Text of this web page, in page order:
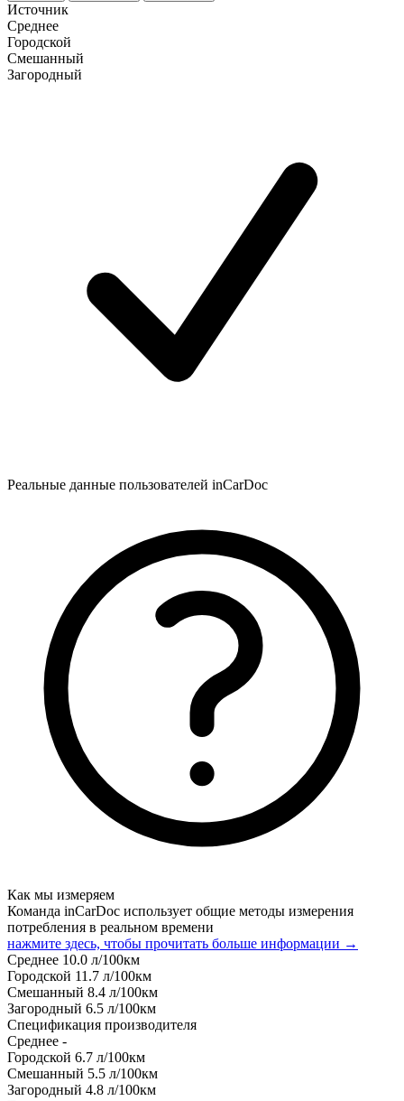
Источник
Среднее
Городской
Смешанный
Загородный
Реальные данные пользователей inCarDoc
Как мы измеряем
Команда inCarDoc использует общие методы измерения
потребления в реальном времени
нажмите здесь, чтобы прочитать больше информации →
Среднее 10.0 л/100км
Городской 11.7 л/100км
Смешанный 8.4 л/100км
Загородный 6.5 л/100км
Спецификация производителя
Среднее -
Городской 6.7 л/100км
Смешанный 5.5 л/100км
Загородный 4.8 л/100км